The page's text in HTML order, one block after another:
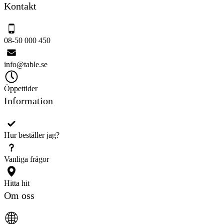
Kontakt
08-50 000 450
info@table.se
Öppettider
Information
Hur beställer jag?
Vanliga frågor
Hitta hit
Om oss